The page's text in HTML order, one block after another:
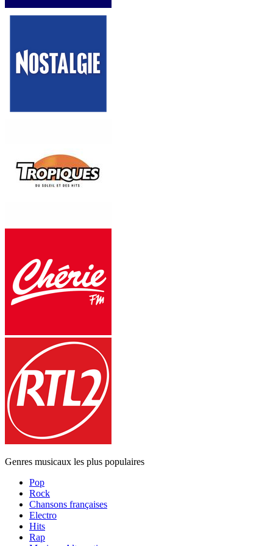
Genres musicaux les plus populaires
Pop
Rock
Chansons françaises
Electro
Hits
Rap